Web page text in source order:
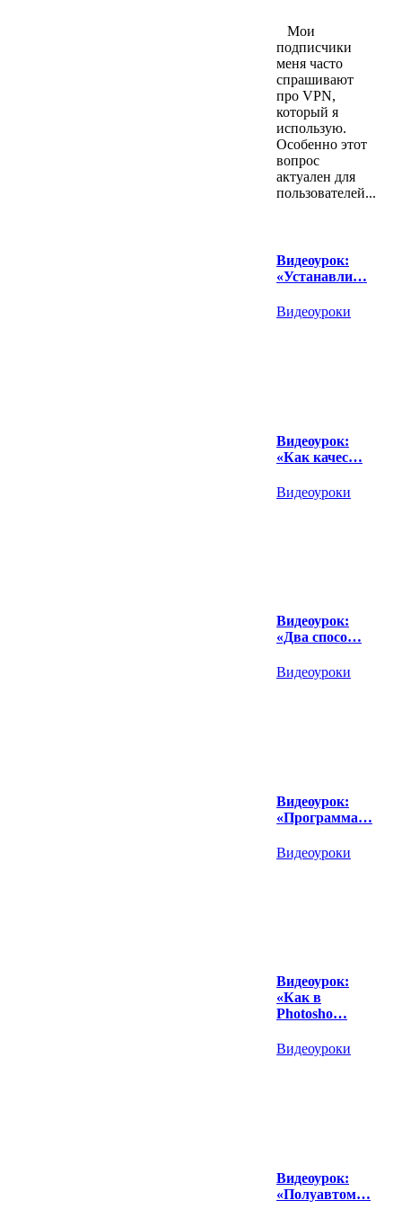
Мои
подписчики
меня часто
спрашивают
про VPN,
который я
использую.
Особенно этот
вопрос
актуален для
пользователей...
Видеоурок:
«Устанавли…
Видеоуроки
Видеоурок:
«Как качес…
Видеоуроки
Видеоурок:
«Два спосо…
Видеоуроки
Видеоурок:
«Программа…
Видеоуроки
Видеоурок:
«Как в
Photosho…
Видеоуроки
Видеоурок:
«Полуавтом…